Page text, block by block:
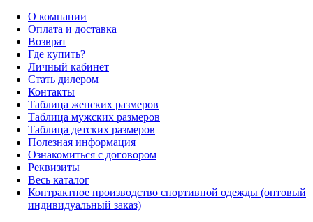
О компании
Оплата и доставка
Возврат
Где купить?
Личный кабинет
Стать дилером
Контакты
Таблица женских размеров
Таблица мужских размеров
Таблица детских размеров
Полезная информация
Ознакомиться с договором
Реквизиты
Весь каталог
Контрактное производство спортивной одежды (оптовый
индивидуальный заказ)